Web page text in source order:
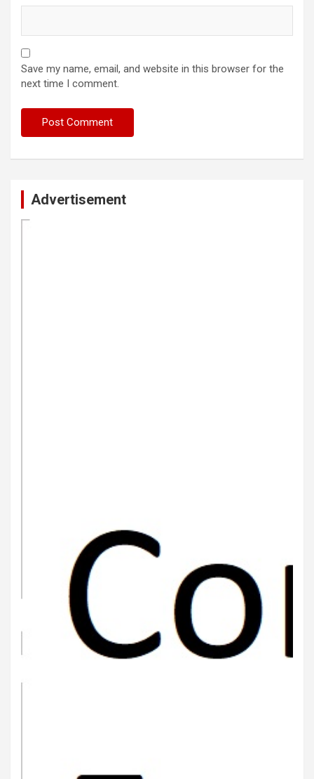
Save my name, email, and website in this browser for the
next time I comment.
Advertisement